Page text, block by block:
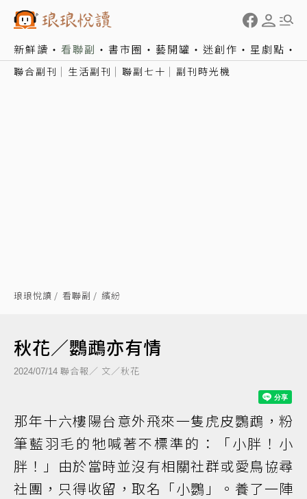
新鮮讀 看聯副 書市圈 藝開罐 迷創作 星劇點
聯合副刊 生活副刊 聯副七十 副刊時光機
琅琅悅讀 看聯副 繽紛
秋花／鸚鵡亦有情
2024/07/14 聯合報／ 文／秋花
那年十六樓陽台意外飛來一隻虎皮鸚鵡，粉
筆藍羽毛的牠喊著不標準的：「小胖！小
胖！」由於當時並沒有相關社群或愛鳥協尋
社團，只得收留，取名「小鸚」。養了一陣